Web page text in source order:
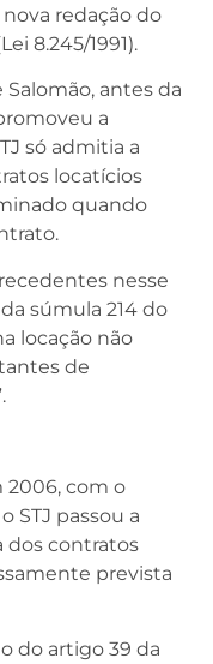
nova redação do
8.245/1991).
antes da
a
só admitia a
locatícios
quando
nesse
súmula 214 do
locação não
de
com o
STJ passou a
dos contratos
prevista
do artigo 39 da